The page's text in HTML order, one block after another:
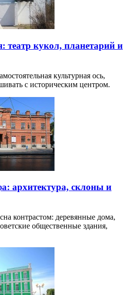
театр кукол, планетарий и
культурная ось,
с историческим центром.
архитектура, склоны и
контрастом: деревянные дома,
общественные здания,